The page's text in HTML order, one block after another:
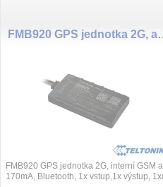
FMB920 GPS
FMB920 GPS jednotka 2G, interní GSM
170mA, Bluetooth, 1x vstup,1x výstup,